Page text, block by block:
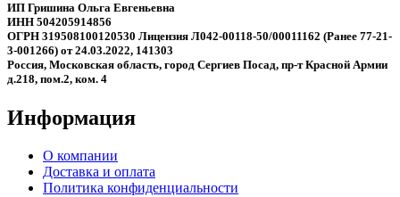
ИП Гришина Ольга Евгеньевна
ИНН 504205914856
ОГРН 319508100120530 Лицензия Л042-00118-50/00011162 (Ранее 77-21-
3-001266) от 24.03.2022, 141303
Россия, Московская область, город Сергиев Посад, пр-т Красной Армии
д.218, пом.2, ком. 4
Информация
О компании
Доставка и оплата
Политика конфиденциальности